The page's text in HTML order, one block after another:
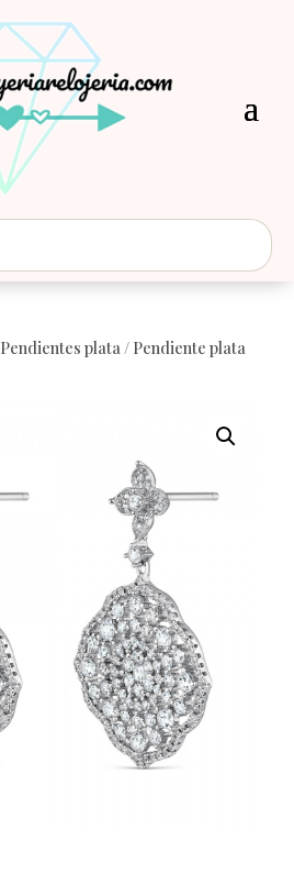
Pendientes plata/ Pendiente plata